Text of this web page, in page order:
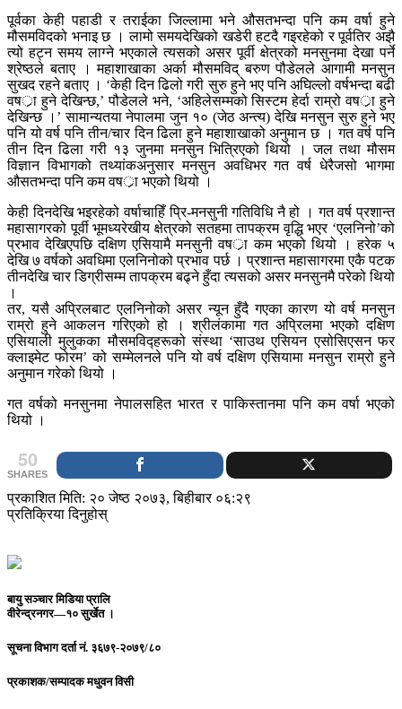
पूर्वका केही पहाडी र तराईका जिल्लामा भने औसतभन्दा पनि कम वर्षा हुने
मौसमविदको भनाइ छ । लामो समयदेखिको खडेरी हटदै गइरहेको र पूर्वतिर अझै
त्यो हट्न समय लाग्ने भएकाले त्यसको असर पूर्वी क्षेत्रको मनसुनमा देखा पर्ने
श्रेष्ठले बताए । महाशाखाका अर्का मौसमविद् बरुण पौडेलले आगामी मनसुन
सुखद रहने बताए । ‘केही दिन ढिलो गरी सुरु हुने भए पनि अघिल्लो वर्षभन्दा बढी
वषर्ा हुने देखिन्छ,’ पौडेलले भने, ‘अहिलेसम्मको सिस्टम हेर्दा राम्रो वषर्ा हुने
देखिन्छ ।’ सामान्यतया नेपालमा जुन १० (जेठ अन्त्य) देखि मनसुन सुरु हुने भए
पनि यो वर्ष पनि तीन/चार दिन ढिला हुने महाशाखाको अनुमान छ । गत वर्ष पनि
तीन दिन ढिला गरी १३ जुनमा मनसुन भित्रिएको थियो । जल तथा मौसम
विज्ञान विभागको तथ्यांकअनुसार मनसुन अवधिभर गत वर्ष धेरैजसो भागमा
औसतभन्दा पनि कम वषर्ा भएको थियो ।
केही दिनदेखि भइरहेको वर्षाचाहिँ पि्र-मनसुनी गतिविधि नै हो । गत वर्ष प्रशान्त
महासागरको पूर्वी भूमध्यरेखीय क्षेत्रको सतहमा तापक्रम वृद्धि भएर ‘एलनिनो’को
प्रभाव देखिएपछि दक्षिण एसियामै मनसुनी वषर्ा कम भएको थियो । हरेक ५
देखि ७ वर्षको अवधिमा एलनिनोको प्रभाव पर्छ । प्रशान्त महासागरमा एकै पटक
तीनदेखि चार डिग्रीसम्म तापक्रम बढ्ने हुँदा त्यसको असर मनसुनमै परेको थियो
।
तर, यसै अपि्रलबाट एलनिनोको असर न्यून हुँदै गएका कारण यो वर्ष मनसुन
राम्रो हुने आकलन गरिएको हो । श्रीलंकामा गत अपि्रलमा भएको दक्षिण
एसियाली मुलुकका मौसमविद्हरूको संस्था ‘साउथ एसियन एसोसिएसन फर
क्लाइमेट फोरम’ को सम्मेलनले पनि यो वर्ष दक्षिण एसियामा मनसुन राम्रो हुने
अनुमान गरेको थियो ।
गत वर्षको मनसुनमा नेपालसहित भारत र पाकिस्तानमा पनि कम वर्षा भएको
थियो ।
50
SHARES
प्रकाशित मिति: २० जेष्ठ २०७३, बिहीबार ०६:२९
प्रतिक्रिया दिनुहोस्
बायु सञ्चार मिडिया प्रालि
वीरेन्द्रनगर—१० सुर्खेत ।
सूचना विभाग दर्ता नं. ३६७९-२०७९/८०
प्रकाशक/सम्पादकमधुवन विसी